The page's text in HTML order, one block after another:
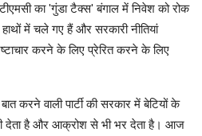
का 'गुंडा टैक्स' बंगाल में निवेश को रोक
में चले गए हैं और सरकारी नीतियां
करने के लिए प्रेरित करने के लिए
करने वाली पार्टी की सरकार में बेटियों के
भी देता है और आक्रोश से भी भर देता है। आज